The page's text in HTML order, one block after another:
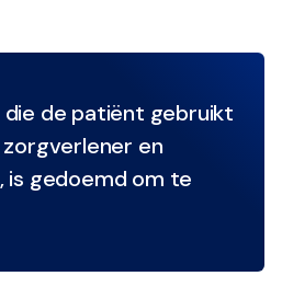
die de patiënt gebruikt
en
is gedoemd om te